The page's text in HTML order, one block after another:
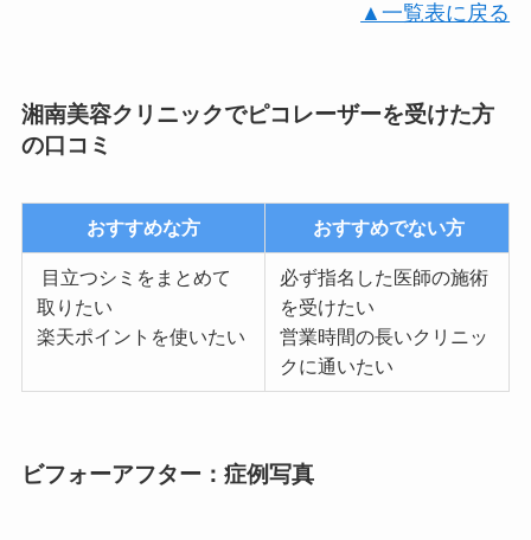
▲一覧表に戻る
湘南美容クリニックでピコレーザーを受けた方
の口コミ
おすすめな方 おすすめでない方
目立つシミをまとめて
取りたい
楽天ポイントを使いたい
必ず指名した医師の施術
を受けたい
営業時間の長いクリニッ
クに通いたい
ビフォーアフター：症例写真